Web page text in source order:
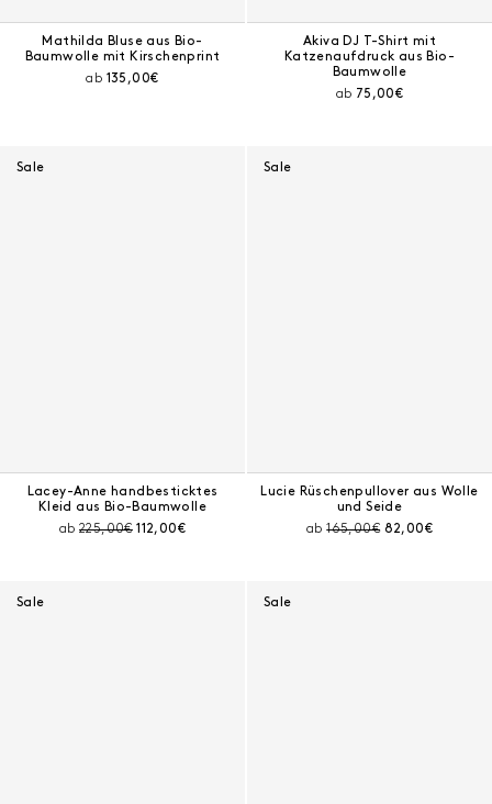
Mathilda Bluse aus Bio-
Baumwolle mit Kirschenprint
ab Aktueller Preis:
135,00€
Akiva DJ T-Shirt mit
Katzenaufdruck aus Bio-
Baumwolle
ab Aktueller Preis:
75,00€
Sale
Lacey-Anne handbesticktes
Kleid aus Bio-Baumwolle
abPreis vor Rabatt:
225,00€ Aktueller Preis:
112,00€
Sale
Lucie Rüschenpullover aus Wolle
und Seide
abPreis vor Rabatt:
165,00€ Aktueller Preis:
82,00€
Sale Sale